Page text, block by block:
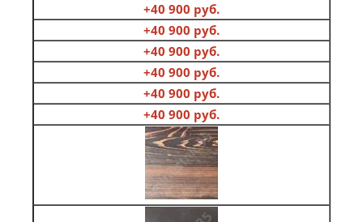
+40 900 руб.
+40 900 руб.
+40 900 руб.
+40 900 руб.
+40 900 руб.
+40 900 руб.